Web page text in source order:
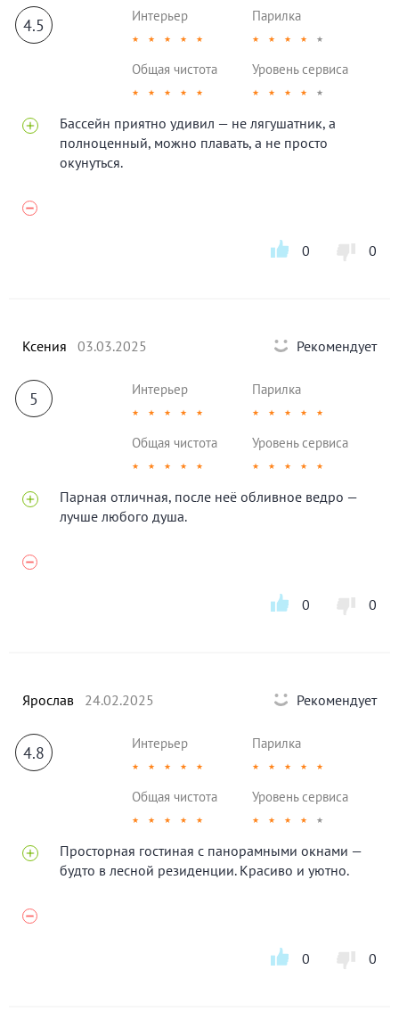
4.5 Интерьер
★ ★ ★ ★ ★
Парилка
★ ★ ★ ★ ★
Общая чистота
★ ★ ★ ★ ★
Уровень сервиса
★ ★ ★ ★ ★
Бассейн приятно удивил — не лягушатник, а
полноценный, можно плавать, а не просто
окунуться.
0 0
Ксения 03.03.2025 Рекомендует
5 Интерьер
★ ★ ★ ★ ★
Парилка
★ ★ ★ ★ ★
Общая чистота
★ ★ ★ ★ ★
Уровень сервиса
★ ★ ★ ★ ★
Парная отличная, после неё обливное ведро —
лучше любого душа.
0 0
Ярослав 24.02.2025 Рекомендует
4.8 Интерьер
★ ★ ★ ★ ★
Парилка
★ ★ ★ ★ ★
Общая чистота
★ ★ ★ ★ ★
Уровень сервиса
★ ★ ★ ★ ★
Просторная гостиная с панорамными окнами —
будто в лесной резиденции. Красиво и уютно.
0 0